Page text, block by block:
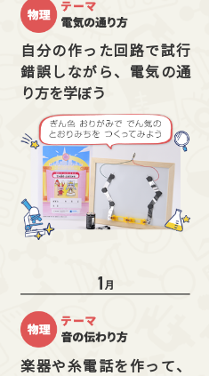
自分の作った回路で試行
錯誤しながら、電気の通
り方を学ぼう
楽器や糸電話を作って、